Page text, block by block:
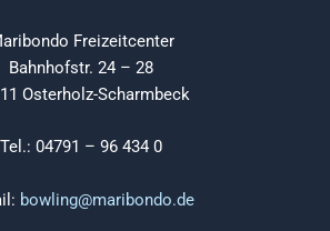
Freizeitcenter
Bahnhofstr. 24 – 28
Osterholz-Scharmbeck
Tel.: 04791 – 96 434 0
bowling@maribondo.de